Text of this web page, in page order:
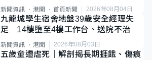
新聞資訊 港聞 首頁新聞 2026年08月04日
九龍城學生宿舍地盤39歲安全經理失
足 14樓墮至4樓工作台、送院不治
新聞資訊 港聞 2026年08月03日
五歲童遭虐死｜解剖揭長期捱餓、傷痕